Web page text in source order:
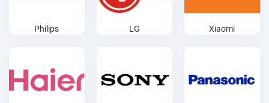
Philips LG Xiaomi